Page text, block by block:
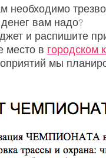
необходимо
вам надо?
и распишите
место в городском
мы